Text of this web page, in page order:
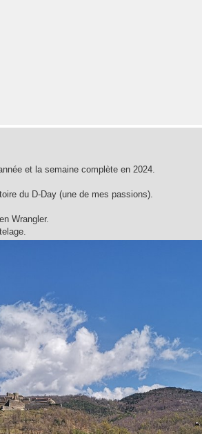
et la semaine complète en 2024.
du D-Day (une de mes passions).
Wrangler.